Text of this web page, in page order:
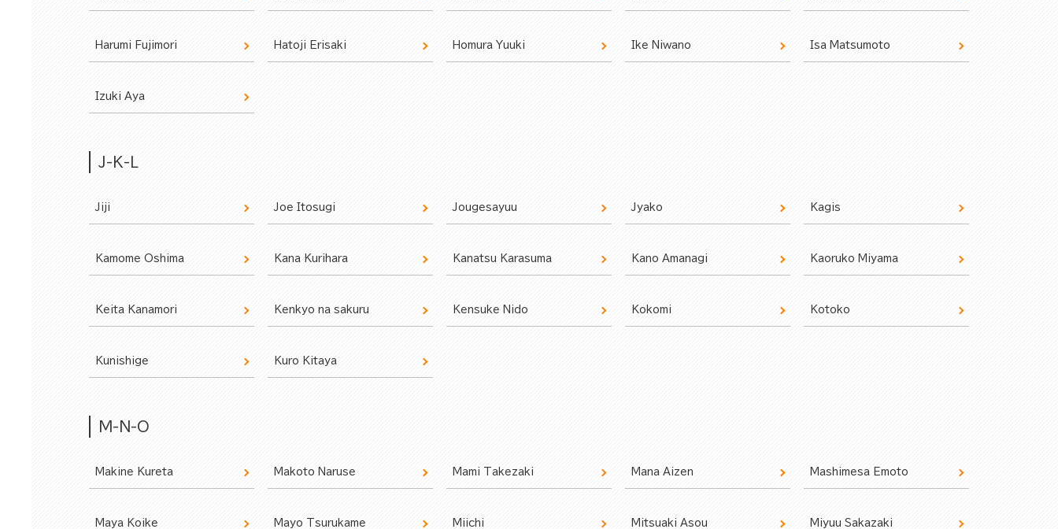
Harumi Fujimori Hatoji Erisaki Homura Yuuki Ike Niwano Isa Matsumoto
Izuki Aya
J-K-L
Jiji Joe Itosugi Jougesayuu Jyako Kagis
Kamome Oshima Kana Kurihara Kanatsu Karasuma Kano Amanagi Kaoruko Miyama
Keita Kanamori Kenkyo na sakuru Kensuke Nido Kokomi Kotoko
Kunishige Kuro Kitaya
M-N-O
Makine Kureta Makoto Naruse Mami Takezaki Mana Aizen Mashimesa Emoto
Maya Koike Mayo Tsurukame Miichi Mitsuaki Asou Miyuu Sakazaki